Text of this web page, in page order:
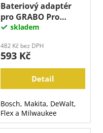
Bateriový adaptér
pro GRABO Pro
Brushless
skladem
482 Kč bez DPH
593 Kč
Detail
Bosch, Makita, DeWalt,
Flex a Milwaukee